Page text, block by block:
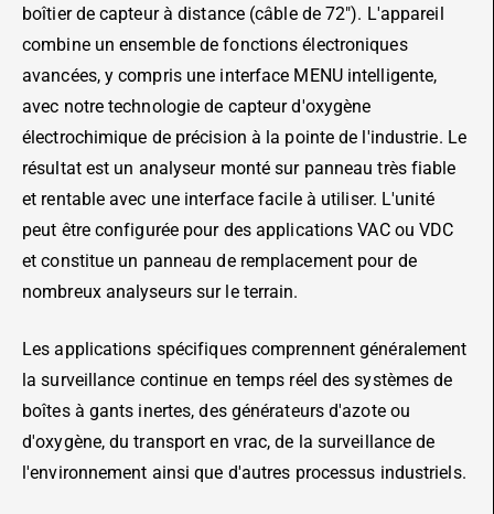
boîtier de capteur à distance (câble de 72″). L'appareil
combine un ensemble de fonctions électroniques
avancées, y compris une interface MENU intelligente,
avec notre technologie de capteur d'oxygène
électrochimique de précision à la pointe de l'industrie. Le
résultat est un analyseur monté sur panneau très fiable
et rentable avec une interface facile à utiliser. L'unité
peut être configurée pour des applications VAC ou VDC
et constitue un panneau de remplacement pour de
nombreux analyseurs sur le terrain.
Les applications spécifiques comprennent généralement
la surveillance continue en temps réel des systèmes de
boîtes à gants inertes, des générateurs d'azote ou
d'oxygène, du transport en vrac, de la surveillance de
l'environnement ainsi que d'autres processus industriels.